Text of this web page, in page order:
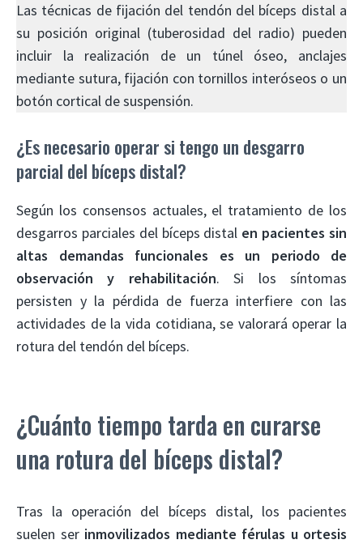
Las técnicas de fijación del tendón del bíceps distal a
su posición original (tuberosidad del radio) pueden
incluir la realización de un túnel óseo, anclajes
mediante sutura, fijación con tornillos interóseos o un
botón cortical de suspensión.
¿Es necesario operar si tengo un desgarro
parcial del bíceps distal?
Según los consensos actuales, el tratamiento de los
desgarros parciales del bíceps distal en pacientes sin
altas demandas funcionales es un periodo de
observación y rehabilitación. Si los síntomas
persisten y la pérdida de fuerza interfiere con las
actividades de la vida cotidiana, se valorará operar la
rotura del tendón del bíceps.
¿Cuánto tiempo tarda en curarse
una rotura del bíceps distal?
Tras la operación del bíceps distal, los pacientes
suelen ser inmovilizados mediante férulas u ortesis